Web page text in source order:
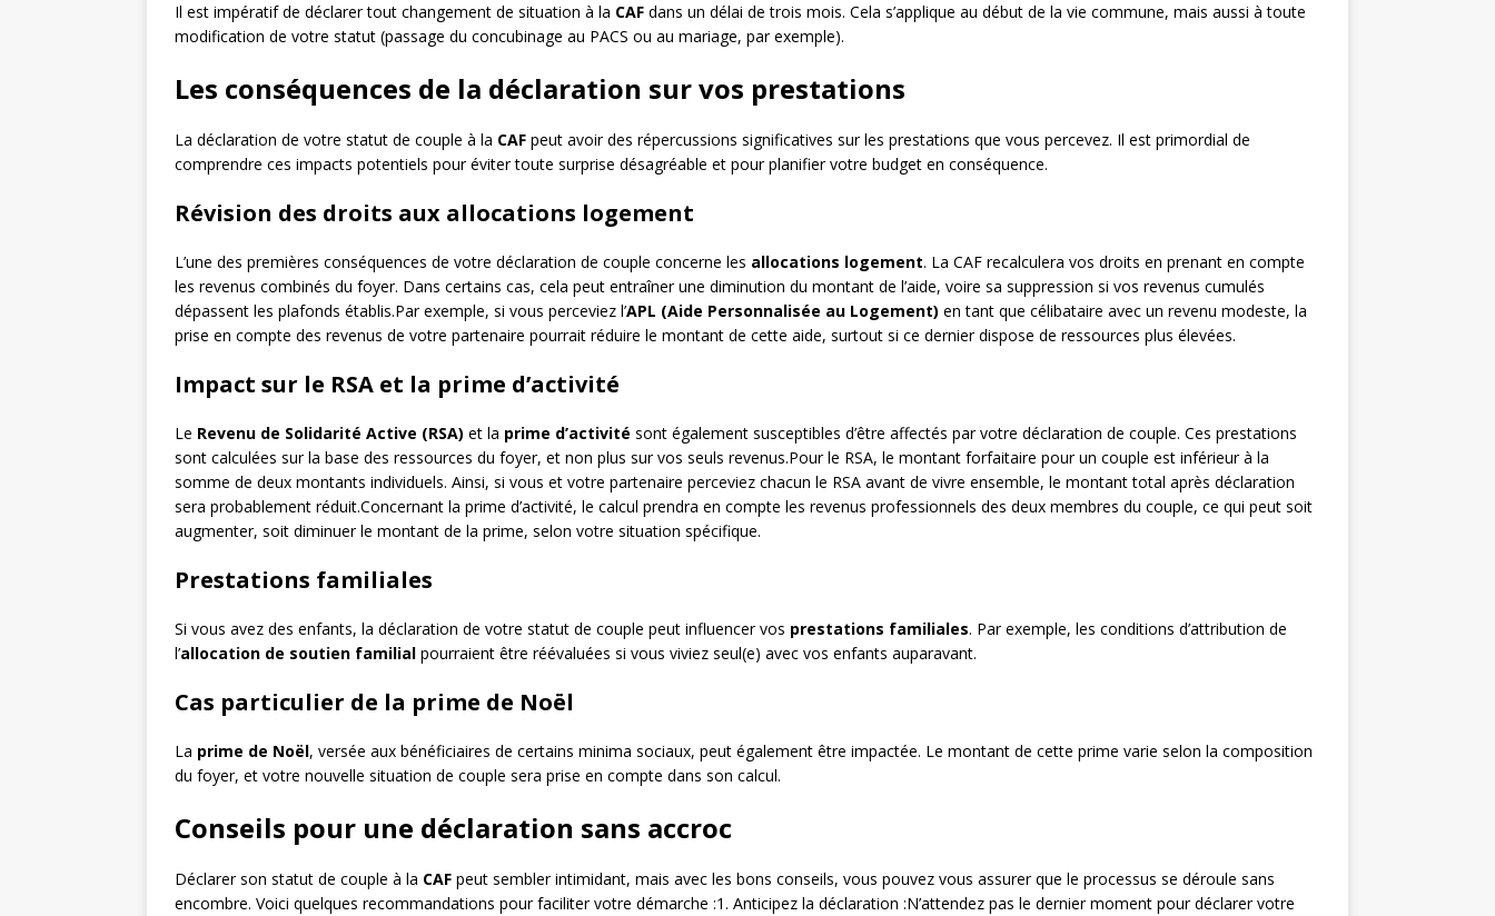
Il est impératif de déclarer tout changement de situation à la CAF dans un délai de trois mois. Cela s’applique au début de la vie commune, mais aussi à toute
modification de votre statut (passage du concubinage au PACS ou au mariage, par exemple).
Les conséquences de la déclaration sur vos prestations
La déclaration de votre statut de couple à la CAF peut avoir des répercussions significatives sur les prestations que vous percevez. Il est primordial de
comprendre ces impacts potentiels pour éviter toute surprise désagréable et pour planifier votre budget en conséquence.
Révision des droits aux allocations logement
L’une des premières conséquences de votre déclaration de couple concerne les allocations logement. La CAF recalculera vos droits en prenant en compte
les revenus combinés du foyer. Dans certains cas, cela peut entraîner une diminution du montant de l’aide, voire sa suppression si vos revenus cumulés
dépassent les plafonds établis.Par exemple, si vous perceviez l’APL (Aide Personnalisée au Logement) en tant que célibataire avec un revenu modeste, la
prise en compte des revenus de votre partenaire pourrait réduire le montant de cette aide, surtout si ce dernier dispose de ressources plus élevées.
Impact sur le RSA et la prime d’activité
Le Revenu de Solidarité Active (RSA) et la prime d’activité sont également susceptibles d’être affectés par votre déclaration de couple. Ces prestations
sont calculées sur la base des ressources du foyer, et non plus sur vos seuls revenus.Pour le RSA, le montant forfaitaire pour un couple est inférieur à la
somme de deux montants individuels. Ainsi, si vous et votre partenaire perceviez chacun le RSA avant de vivre ensemble, le montant total après déclaration
sera probablement réduit.Concernant la prime d’activité, le calcul prendra en compte les revenus professionnels des deux membres du couple, ce qui peut soit
augmenter, soit diminuer le montant de la prime, selon votre situation spécifique.
Prestations familiales
Si vous avez des enfants, la déclaration de votre statut de couple peut influencer vos prestations familiales. Par exemple, les conditions d’attribution de
l’allocation de soutien familial pourraient être réévaluées si vous viviez seul(e) avec vos enfants auparavant.
Cas particulier de la prime de Noël
La prime de Noël, versée aux bénéficiaires de certains minima sociaux, peut également être impactée. Le montant de cette prime varie selon la composition
du foyer, et votre nouvelle situation de couple sera prise en compte dans son calcul.
Conseils pour une déclaration sans accroc
Déclarer son statut de couple à la CAF peut sembler intimidant, mais avec les bons conseils, vous pouvez vous assurer que le processus se déroule sans
encombre. Voici quelques recommandations pour faciliter votre démarche :1. Anticipez la déclaration :N’attendez pas le dernier moment pour déclarer votre